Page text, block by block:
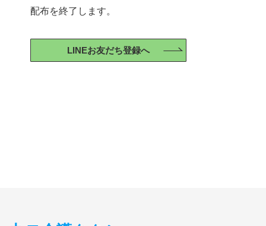
配布を終了します。
LINEお友だち登録へ